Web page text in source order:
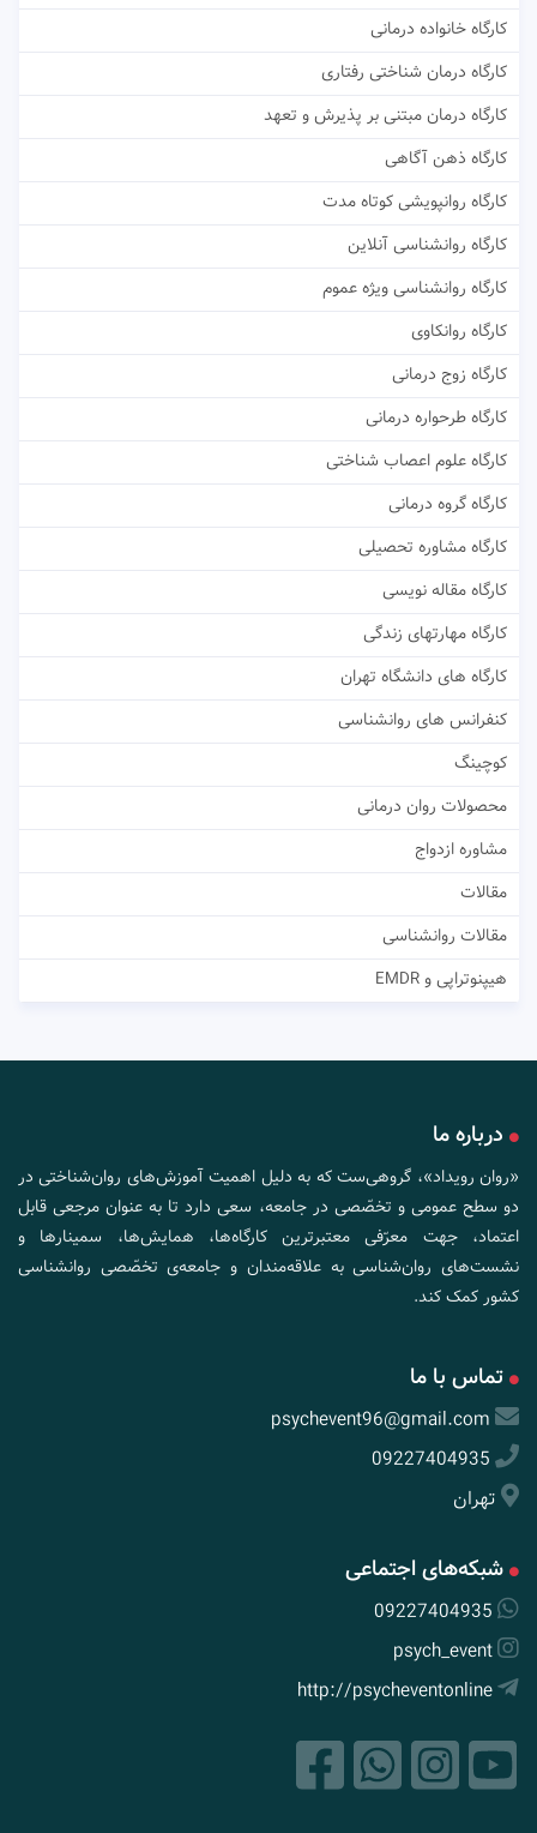
کارگاه خانواده درمانی
کارگاه درمان شناختی رفتاری
کارگاه درمان مبتنی بر پذیرش و تعهد
کارگاه ذهن آگاهی
کارگاه روانپویشی کوتاه مدت
کارگاه روانشناسی آنلاین
کارگاه روانشناسی ویژه عموم
کارگاه روانکاوی
کارگاه زوج درمانی
کارگاه طرحواره درمانی
کارگاه علوم اعصاب شناختی
کارگاه گروه درمانی
کارگاه مشاوره تحصیلی
کارگاه مقاله نویسی
کارگاه مهارتهای زندگی
کارگاه های دانشگاه تهران
کنفرانس های روانشناسی
کوچینگ
محصولات روان درمانی
مشاوره ازدواج
مقالات
مقالات روانشناسی
هیپنوتراپی و EMDR
درباره ما
«روان رویداد»، گروهی‌ست که به دلیل اهمیت آموزش‌های روان‌شناختی در
دو سطح عمومی و تخصّصی در جامعه، سعی دارد تا به عنوان مرجعی قابل
اعتماد، جهت معرّفی معتبرترین کارگاه‌ها، همایش‌ها، سمینارها و
نشست‌های روان‌شناسی به علاقه‌مندان و جامعه‌ی تخصّصی روانشناسی
کشور کمک کند.
تماس با ما
psychevent96@gmail.com
09227404935
تهران
شبکه‌های اجتماعی
09227404935
psych_event
http://psycheventonline